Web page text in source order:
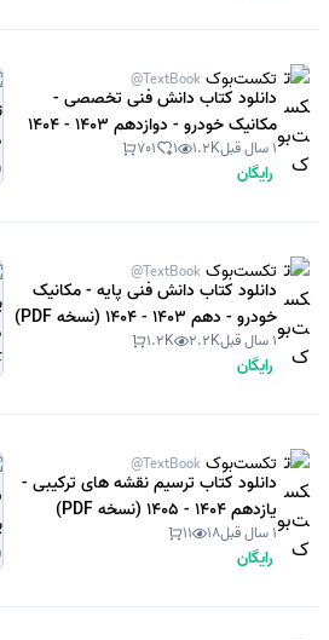
تکست‌بوک @TextBook
دانلود کتاب دانش فنی تخصصی -
مکانیک خودرو - دوازدهم 1403 - 1404
(نسخه PDF)1 سال قبل 1.2K
1
701
رایگان
تکست‌بوک @TextBook
دانلود کتاب دانش فنی پایه - مکانیک
خودرو - دهم 1403 - 1404 (نسخه PDF)
1 سال قبل 2.2K
1.2K
رایگان
تکست‌بوک @TextBook
دانلود کتاب ترسیم نقشه های ترکیبی -
یازدهم 1404 - 1405 (نسخه PDF)
1 سال قبل 18
11
رایگان